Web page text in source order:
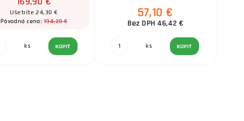
Ušetríte 24,30 €
Pôvodná cena:194,20 €
ks KÚPIŤ
57,10 €
Bez DPH 46,42 €
ks KÚPIŤ